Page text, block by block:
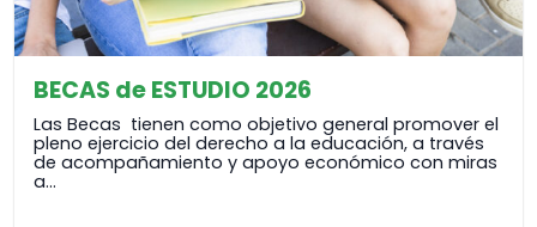
BECAS de ESTUDIO 2026
Las Becas tienen como objetivo general promover el
pleno ejercicio del derecho a la educación, a través
de acompañamiento y apoyo económico con miras
a…